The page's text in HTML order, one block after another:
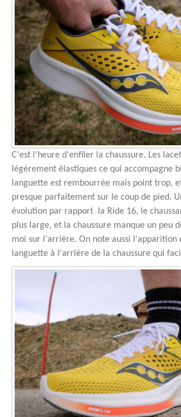
C'est l'heure d'enfiler la chaussure. Les
légèrement élastiques ce qui accompagne
languette est rembourrée mais point trop,
presque parfaitement sur le coup de pied.
évolution par rapport la Ride 16, le
plus large, et la chaussure manque un peu
moi sur l'arrière. On note aussi l'apparition
languette à l'arrière de la chaussure qui